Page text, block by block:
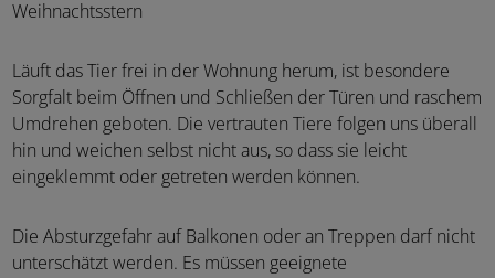
Weihnachtsstern
Läuft das Tier frei in der Wohnung herum, ist besondere
Sorgfalt beim Öffnen und Schließen der Türen und raschem
Umdrehen geboten. Die vertrauten Tiere folgen uns überall
hin und weichen selbst nicht aus, so dass sie leicht
eingeklemmt oder getreten werden können.
Die Absturzgefahr auf Balkonen oder an Treppen darf nicht
unterschätzt werden. Es müssen geeignete